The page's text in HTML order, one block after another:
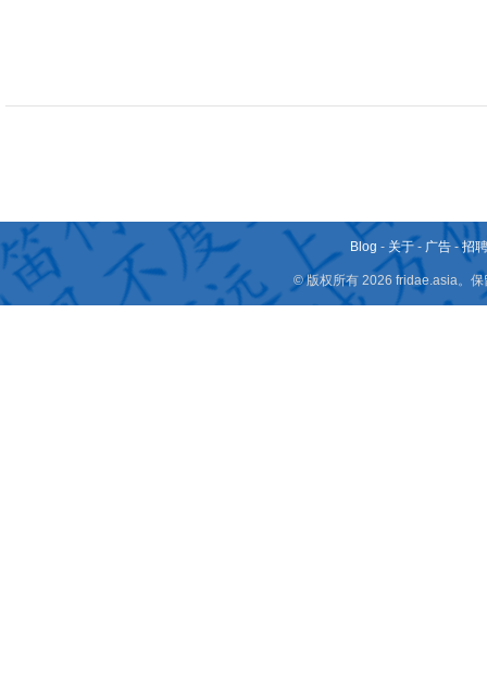
Blog - 关于 - 广告 -招
© 版权所有 2026 fridae.asia。